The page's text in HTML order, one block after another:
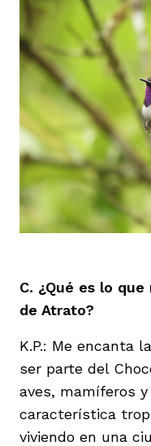
C. ¿Qué es lo
de Atrato?
K.P.: Me encanta
ser parte del
aves, mamíferos
característica
viviendo en una